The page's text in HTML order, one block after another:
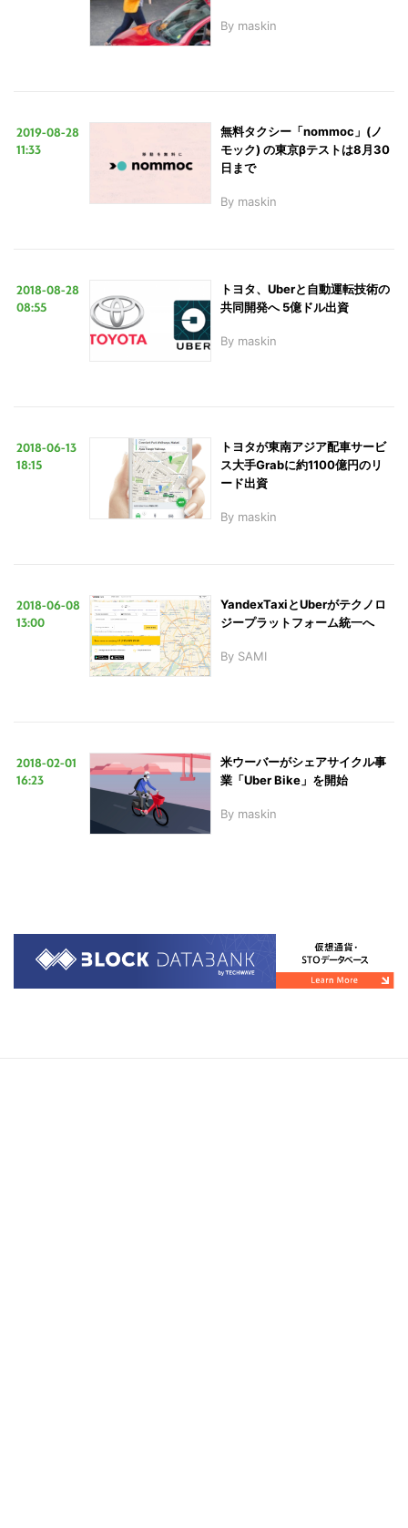
By maskin
2019-08-28
11:33
無料タクシー「nommoc」(ノ
モック) の東京βテストは8月30
日まで
By maskin
2018-08-28
08:55
トヨタ、Uberと自動運転技術の
共同開発へ 5億ドル出資
By maskin
2018-06-13
18:15
トヨタが東南アジア配車サービ
ス大手Grabに約1100億円のリ
ード出資
By maskin
2018-06-08
13:00
YandexTaxiとUberがテクノロ
ジープラットフォーム統一へ
By SAMI
2018-02-01
16:23
米ウーバーがシェアサイクル事
業「Uber Bike」を開始
By maskin